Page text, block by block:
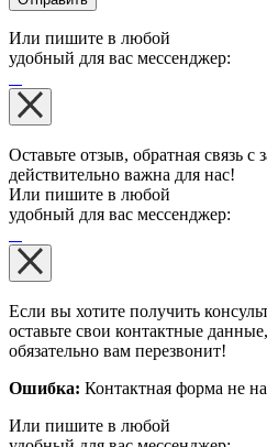
Или пишите в любой
удобный для вас мессенджер:
Оставьте отзыв, обратная связь с
действительно важна для нас!
Или пишите в любой
удобный для вас мессенджер:
Если вы хотите получить
оставьте свои контактные
обязательно вам перезвонит!
Ошибка: Контактная форма не
Или пишите в любой